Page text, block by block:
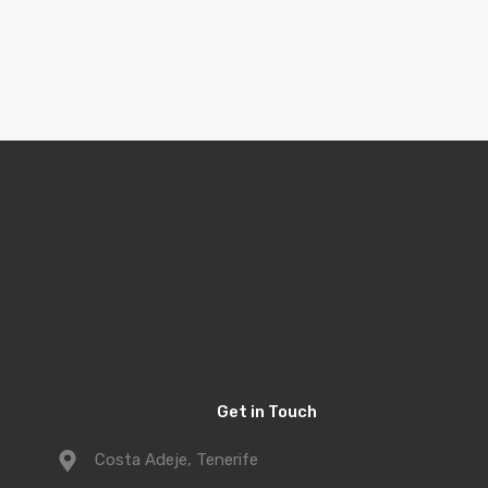
Get in Touch
Costa Adeje, Tenerife